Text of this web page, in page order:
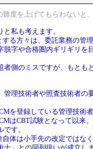
難度を上げてもらわないと
私も考えます。
する方々は、委託業務の管
脱字や合格圏内ギリギリ
者側のミスですが、もとも
管理技術者や照査技術者の
を登録している管理技術
はCBT試験となって以
す。
自体は小手先の改定ではな